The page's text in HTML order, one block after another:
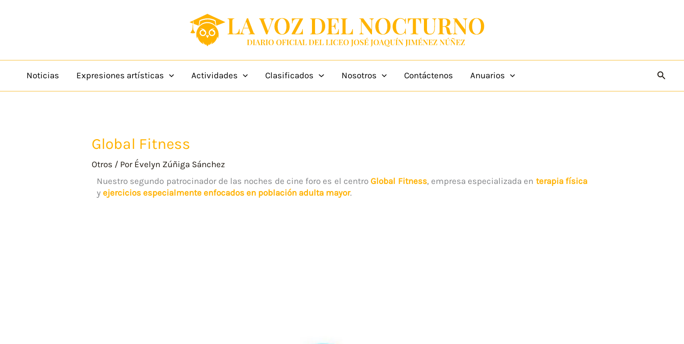
Noticias Expresiones artísticas Actividades Clasificados Nosotros Contáctenos Anuarios
Global Fitness
Otros / Por Évelyn Zúñiga Sánchez
Nuestro segundo patrocinador de las noches de cine foro es el centroGlobal Fitness, empresa especializada en terapia física
y ejercicios especialmente enfocados en población adulta mayor.